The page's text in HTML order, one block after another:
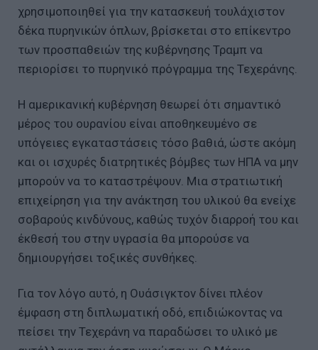
χρησιμοποιηθεί για την κατασκευή τουλάχιστον
δέκα πυρηνικών όπλων, βρίσκεται στο επίκεντρο
των προσπαθειών της κυβέρνησης Τραμπ να
περιορίσει το πυρηνικό πρόγραμμα της Τεχεράνης.
Η αμερικανική κυβέρνηση θεωρεί ότι σημαντικό
μέρος του ουρανίου είναι αποθηκευμένο σε
υπόγειες εγκαταστάσεις τόσο βαθιά, ώστε ακόμη
και οι ισχυρές διατρητικές βόμβες των ΗΠΑ να μην
μπορούν να το καταστρέψουν. Mια στρατιωτική
επιχείρηση για την ανάκτηση του υλικού θα ενείχε
σοβαρούς κινδύνους, καθώς τυχόν διαρροή του και
έκθεσή του στην υγρασία θα μπορούσε να
δημιουργήσει τοξικές συνθήκες.
Για τον λόγο αυτό, η Ουάσιγκτον δίνει πλέον
έμφαση στη διπλωματική οδό, επιδιώκοντας να
πείσει την Τεχεράνη να παραδώσει το υλικό με